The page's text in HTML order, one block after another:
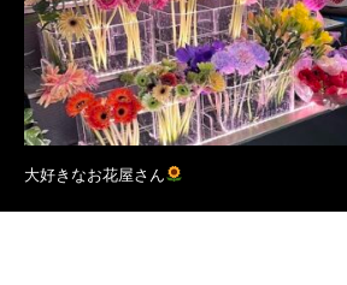
大好きなお花屋さん